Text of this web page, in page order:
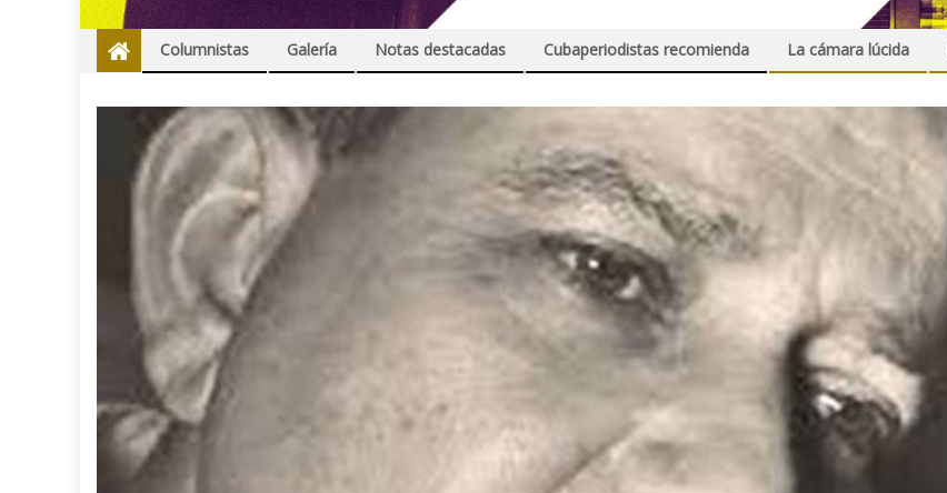
Columnistas Galería Notas destacadas Cubaperiodistas recomienda La cámara lúcida